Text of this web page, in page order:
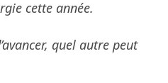
cette année.
quel autre peut